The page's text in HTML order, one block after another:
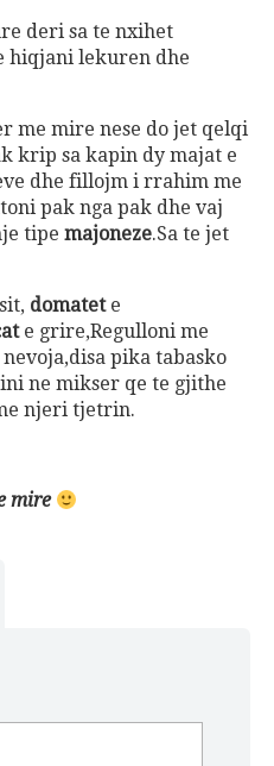
deri sa te nxihet
hiqjani lekuren dhe
me mire nese do jet qelqi
krip sa kapin dy majat e
dhe fillojm i rrahim me
pak nga pak dhe vaj
tipe majoneze.Sa te jet
domatet e
e grire,Regulloni me
pika tabasko
ne mikser qe te gjithe
njeri tjetrin.
mire